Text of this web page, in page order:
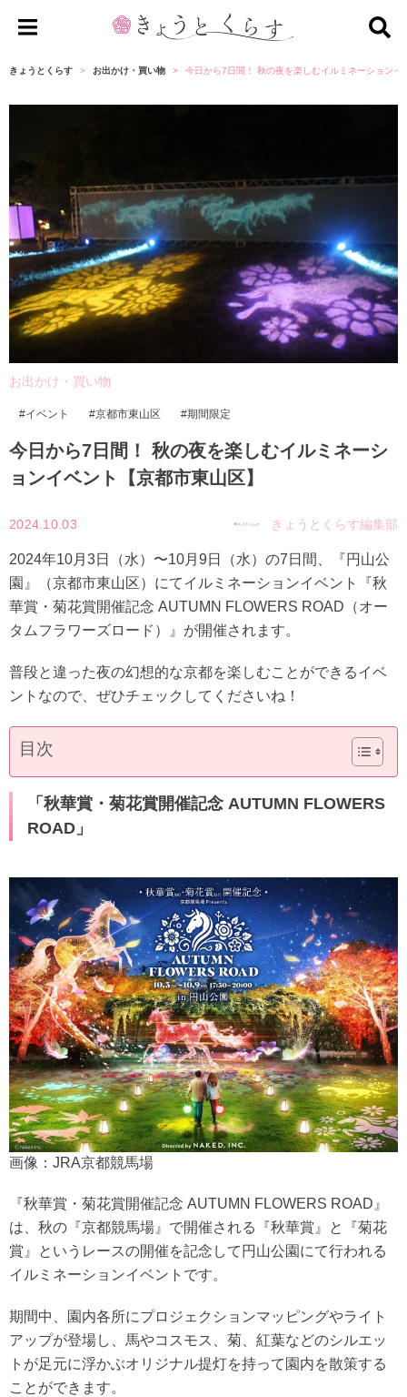
ょ
す
きょうとくらす お出かけ・買い物 今日から7日間！ 秋の夜を楽しむイルミネーションイ
お出かけ・買い物
イベント 京都市東山区 期間限定
今日から7日間！ 秋の夜を楽しむイルミネーシ
ョンイベント【京都市東山区】
2024.10.03 きょうとくらす編集部
2024年10月3日（水）〜10月9日（水）の7日間、『円山公
園』（京都市東山区）にてイルミネーションイベント『秋
華賞・菊花賞開催記念 AUTUMN FLOWERS ROAD（オー
タムフラワーズロード）』が開催されます。
普段と違った夜の幻想的な京都を楽しむことができるイベ
ントなので、ぜひチェックしてくださいね！
目次
「秋華賞・菊花賞開催記念 AUTUMN FLOWERS
ROAD」
画像：JRA京都競馬場
『秋華賞・菊花賞開催記念 AUTUMN FLOWERS ROAD』
は、秋の『京都競馬場』で開催される『秋華賞』と『菊花
賞』というレースの開催を記念して円山公園にて行われる
イルミネーションイベントです。
期間中、園内各所にプロジェクションマッピングやライト
アップが登場し、馬やコスモス、菊、紅葉などのシルエッ
トが足元に浮かぶオリジナル提灯を持って園内を散策する
ことができます。